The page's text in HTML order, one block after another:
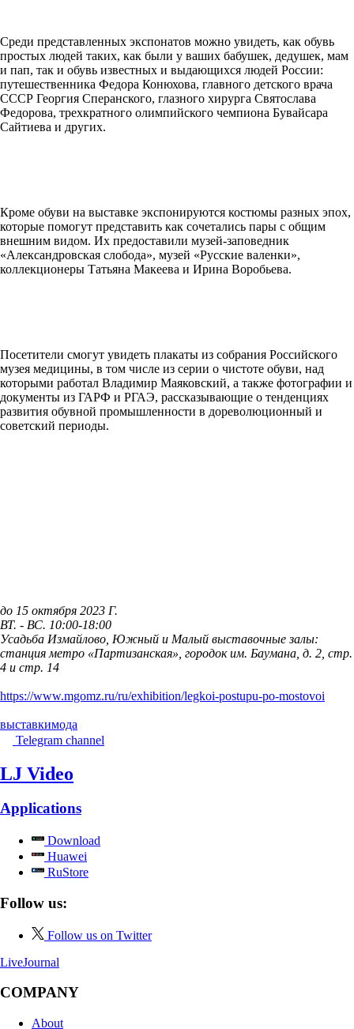
Среди представленных экспонатов можно увидеть, как обувь
простых людей таких, как были у ваших бабушек, дедушек, мам
и пап, так и обувь известных и выдающихся людей России:
путешественника Федора Конюхова, главного детского врача
СССР Георгия Сперанского, глазного хирурга Святослава
Федорова, трехкратного олимпийского чемпиона Бувайсара
Сайтиева и других.
Кроме обуви на выставке экспонируются костюмы разных эпох,
которые помогут представить как сочетались пары с общим
внешним видом. Их предоставили музей-заповедник
«Александровская слобода», музей «Русские валенки»,
коллекционеры Татьяна Макеева и Ирина Воробьева.
Посетители смогут увидеть плакаты из собрания Российского
музея медицины, в том числе из серии о чистоте обуви, над
которыми работал Владимир Маяковский, а также фотографии и
документы из ГАРФ и РГАЭ, рассказывающие о тенденциях
развития обувной промышленности в дореволюционный и
советский периоды.
до 15 октября 2023 Г.
ВТ. - ВС. 10:00-18:00
Усадьба Измайлово, Южный и Малый выставочные залы:
станция метро «Партизанская», городок им. Баумана, д. 2, стр.
4 и стр. 14
https://www.mgomz.ru/ru/exhibition/legkoi-postupu-po-mostovoi
выставкимода
Telegram channel
LJ Video
Applications
Download
Huawei
RuStore
Follow us:
Follow us on Twitter
LiveJournal
COMPANY
About